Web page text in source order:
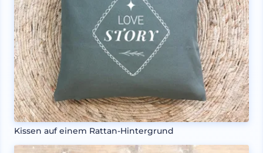
Kissen auf einem Rattan-Hintergrund